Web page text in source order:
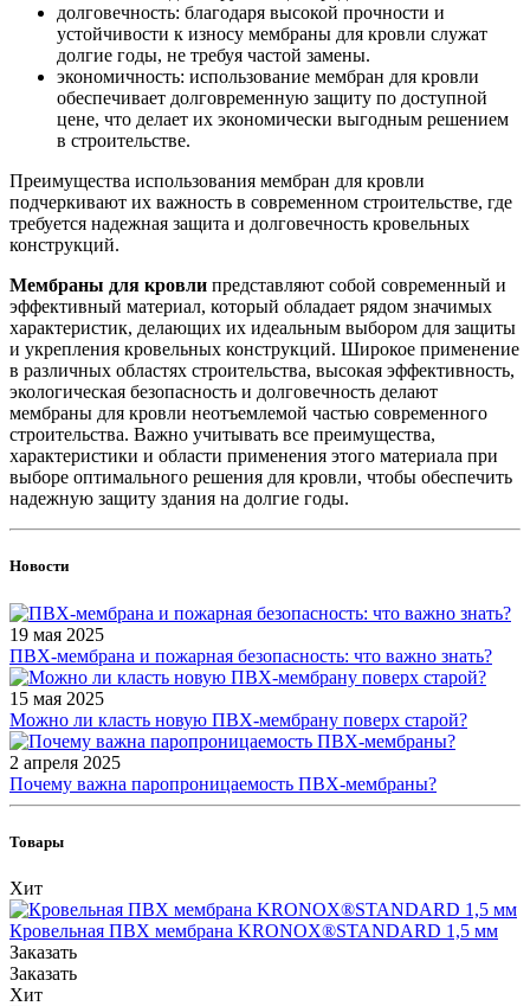
долговечность: благодаря высокой прочности и
устойчивости к износу мембраны для кровли служат
долгие годы, не требуя частой замены.
экономичность: использование мембран для кровли
обеспечивает долговременную защиту по доступной
цене, что делает их экономически выгодным решением
в строительстве.
Преимущества использования мембран для кровли
подчеркивают их важность в современном строительстве, где
требуется надежная защита и долговечность кровельных
конструкций.
Мембраны для кровли представляют собой современный и
эффективный материал, который обладает рядом значимых
характеристик, делающих их идеальным выбором для защиты
и укрепления кровельных конструкций. Широкое применение
в различных областях строительства, высокая эффективность,
экологическая безопасность и долговечность делают
мембраны для кровли неотъемлемой частью современного
строительства. Важно учитывать все преимущества,
характеристики и области применения этого материала при
выборе оптимального решения для кровли, чтобы обеспечить
надежную защиту здания на долгие годы.
Новости
19 мая 2025
ПВХ-мембрана и пожарная безопасность: что важно знать?
15 мая 2025
Можно ли класть новую ПВХ-мембрану поверх старой?
2 апреля 2025
Почему важна паропроницаемость ПВХ-мембраны?
Товары
Хит
Кровельная ПВХ мембрана KRONOX®STANDARD 1,5 мм
Заказать
Заказать
Хит